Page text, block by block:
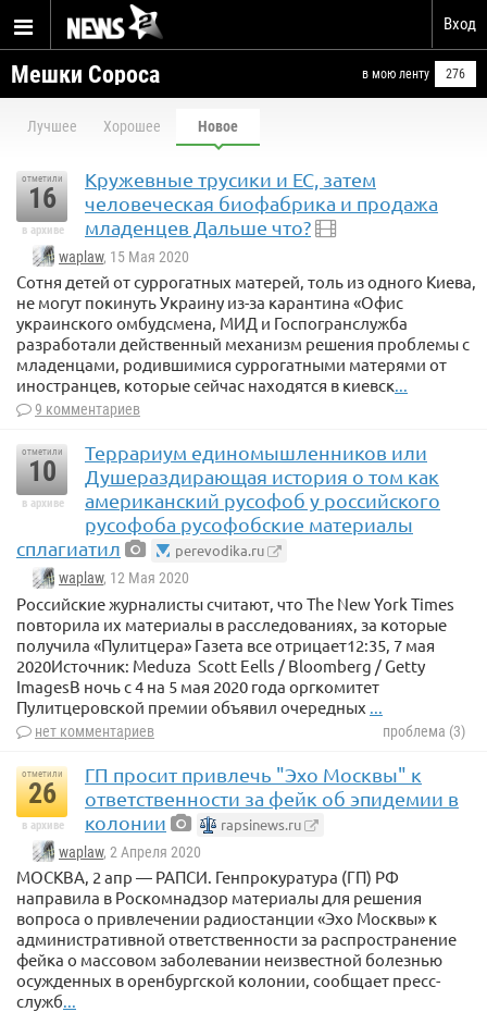
Вход
Мешки Сороса в мою ленту 276
Лучшее Хорошее Новое
отметили
16
в архиве
Кружевные трусики и ЕС, затем
человеческая биофабрика и продажа
младенцев Дальше что?
waplaw, 15 Мая 2020
Сотня детей от суррогатных матерей, толь из одного Киева,
не могут покинуть Украину из-за карантина «Офис
украинского омбудсмена, МИД и Госпогранслужба
разработали действенный механизм решения проблемы с
младенцами, родившимися суррогатными матерями от
иностранцев, которые сейчас находятся в киевск...
9 комментариев
отметили
10
в архиве
Террариум единомышленников или
Душераздирающая история о том как
американский русофоб у российского
русофоба русофобские материалы
сплагиатил
perevodika.ru
waplaw, 12 Мая 2020
Российские журналисты считают, что The New York Times
повторила их материалы в расследованиях, за которые
получила «Пулитцера» Газета все отрицает12:35, 7 мая
2020Источник: Meduza Scott Eells / Bloomberg / Getty
ImagesВ ночь с 4 на 5 мая 2020 года оргкомитет
Пулитцеровской премии объявил очередных
нет комментариев проблема (3)
отметили
26
в архиве
ГП просит привлечь "Эхо Москвы" к
ответственности за фейк об эпидемии в
колонии
rapsinews.ru
waplaw, 2 Апреля 2020
МОСКВА, 2 апр — РАПСИ. Генпрокуратура (ГП) РФ
направила в Роскомнадзор материалы для решения
вопроса о привлечении радиостанции «Эхо Москвы» к
административной ответственности за распространение
фейка о массовом заболевании неизвестной болезнью
осужденных в оренбургской колонии, сообщает пресс-
служб...